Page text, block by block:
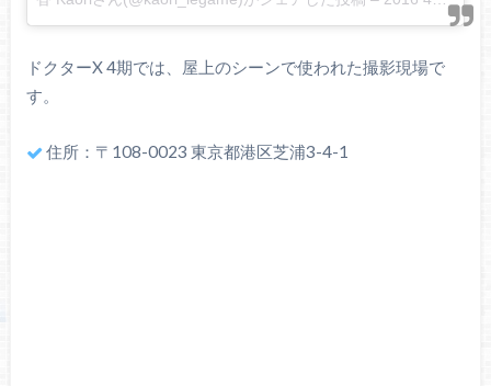
ドクターX 4期では、屋上のシーンで使われた撮影現場で
す。
住所：〒108-0023 東京都港区芝浦3-4-1